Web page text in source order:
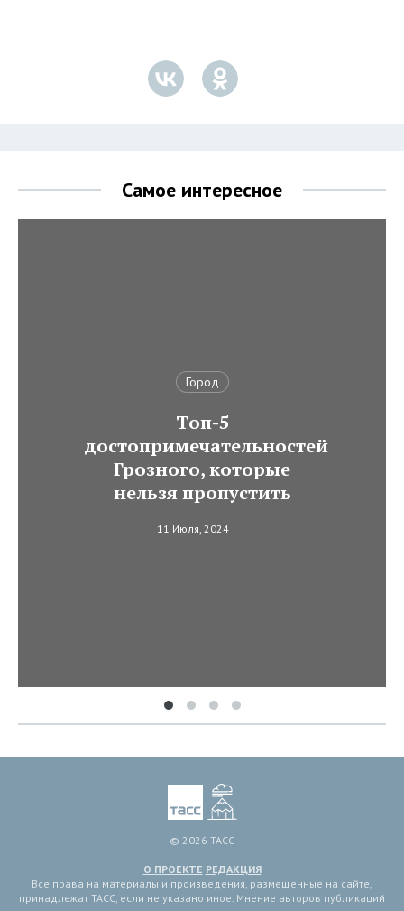
Самое интересное
Город
Топ-5
достопримечательностей
Грозного, которые
нельзя пропустить
11 Июля, 2024
© 2026 ТАСС
О ПРОЕКТЕ РЕДАКЦИЯ
Все права на материалы и произведения, размещенные на сайте,
принадлежат ТАСС, если не указано иное. Мнение авторов публикаций